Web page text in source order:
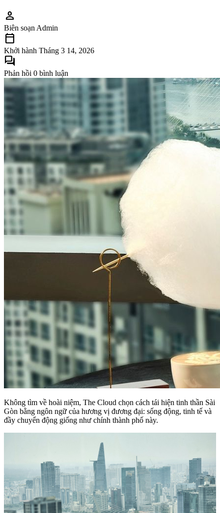
person
Biên soạn Admin
calendar_today
Khởi hành Tháng 3 14, 2026
forum
Phản hồi 0 bình luận
Không tìm về hoài niệm, The Cloud chọn cách tái hiện tinh thần Sài
Gòn bằng ngôn ngữ của hương vị đương đại: sống động, tinh tế và
đầy chuyển động giống như chính thành phố này.